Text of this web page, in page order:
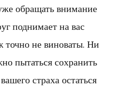
обращать внимание
поднимает на вас
точно не виноваты. Ни
пытаться сохранить
страха остаться